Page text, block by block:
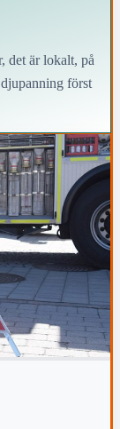
det är lokalt, på
först